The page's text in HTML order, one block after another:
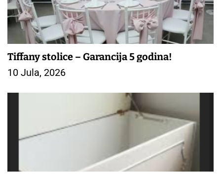
Tiffany stolice – Garancija 5 godina!
10 Jula, 2026